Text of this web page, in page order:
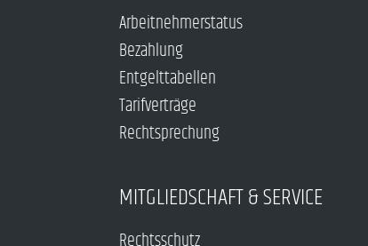
Arbeitnehmerstatus
Bezahlung
Entgelttabellen
Tarifverträge
Rechtsprechung
MITGLIEDSCHAFT & SERVICE